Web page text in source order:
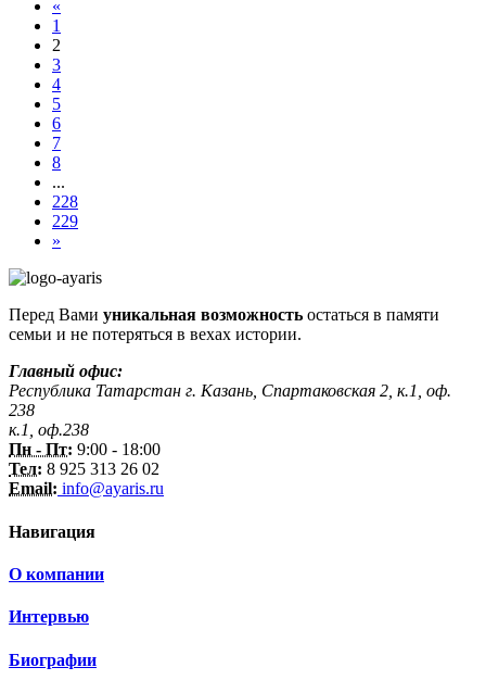
«
1
2
3
4
5
6
7
8
...
228
229
»
Перед Вами уникальная возможность остаться в памяти
семьи и не потеряться в вехах истории.
Главный офис:
Республика Татарстан г. Казань, Спартаковская 2, к.1, оф.
238
к.1, оф.238
Пн - Пт: 9:00 - 18:00
Тел: 8 925 313 26 02
Email: info@ayaris.ru
Навигация
О компании
Интервью
Биографии